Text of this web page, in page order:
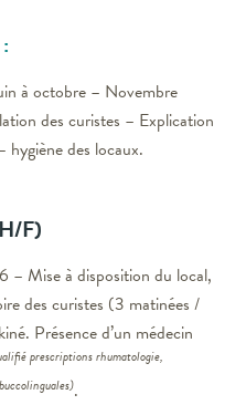
:
à octobre – Novembre
des curistes – Explication
hygiène des locaux.
F)
– Mise à disposition du local,
des curistes (3 matinées /
Présence d’un médecin
prescriptions rhumatologie,
.